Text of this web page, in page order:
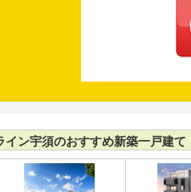
イン宇須のおすすめ新築一戸建て